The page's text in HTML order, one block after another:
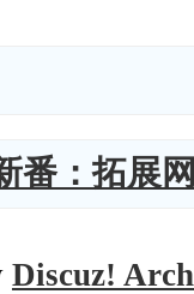
番：拓展
Discuz!